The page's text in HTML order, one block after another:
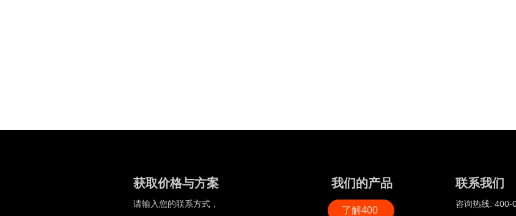
获取价格与方案
请输入您的联系方式，
我们的产品
了解400
联系我们
咨询热线: 400-